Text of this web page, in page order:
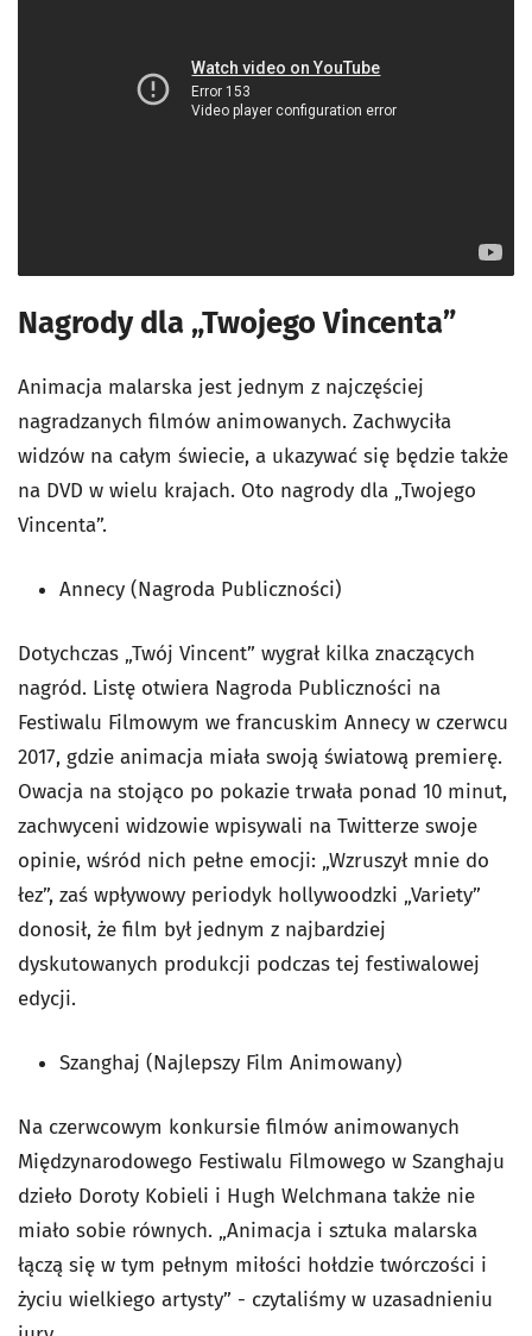
Nagrody dla „Twojego Vincenta”
Animacja malarska jest jednym z najczęściej
nagradzanych filmów animowanych. Zachwyciła
widzów na całym świecie, a ukazywać się będzie także
na DVD w wielu krajach. Oto nagrody dla „Twojego
Vincenta”.
Annecy (Nagroda Publiczności)
Dotychczas „Twój Vincent” wygrał kilka znaczących
nagród. Listę otwiera Nagroda Publiczności na
Festiwalu Filmowym we francuskim Annecy w czerwcu
2017, gdzie animacja miała swoją światową premierę.
Owacja na stojąco po pokazie trwała ponad 10 minut,
zachwyceni widzowie wpisywali na Twitterze swoje
opinie, wśród nich pełne emocji: „Wzruszył mnie do
łez”, zaś wpływowy periodyk hollywoodzki „Variety”
donosił, że film był jednym z najbardziej
dyskutowanych produkcji podczas tej festiwalowej
edycji.
Szanghaj (Najlepszy Film Animowany)
Na czerwcowym konkursie filmów animowanych
Międzynarodowego Festiwalu Filmowego w Szanghaju
dzieło Doroty Kobieli i Hugh Welchmana także nie
miało sobie równych. „Animacja i sztuka malarska
łączą się w tym pełnym miłości hołdzie twórczości i
życiu wielkiego artysty” - czytaliśmy w uzasadnieniu